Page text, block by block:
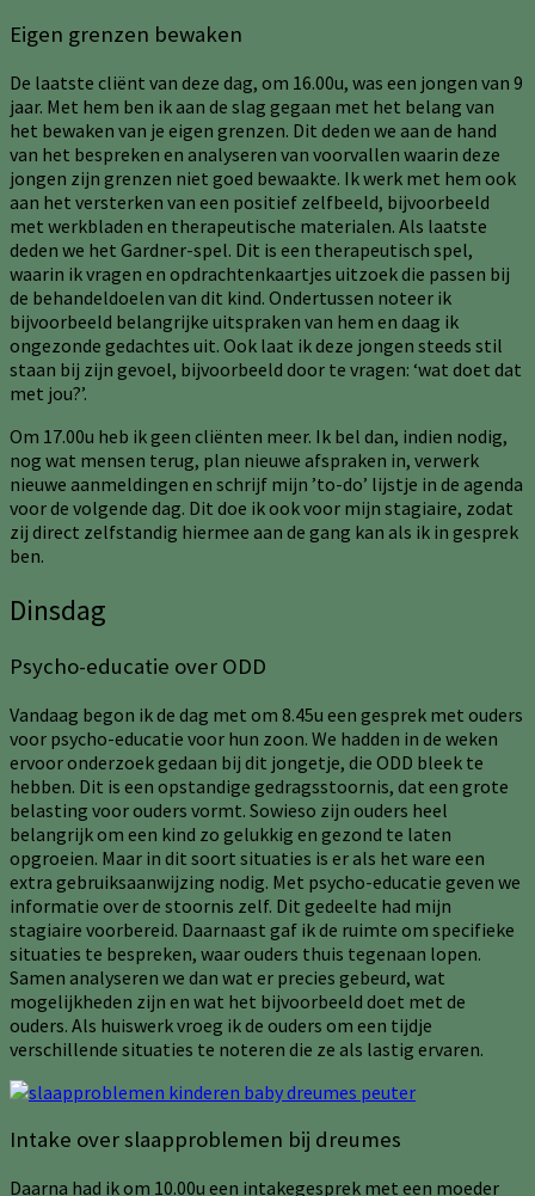
Eigen grenzen bewaken
De laatste cliënt van deze dag, om 16.00u, was een jongen van 9
jaar. Met hem ben ik aan de slag gegaan met het belang van
het bewaken van je eigen grenzen. Dit deden we aan de hand
van het bespreken en analyseren van voorvallen waarin deze
jongen zijn grenzen niet goed bewaakte. Ik werk met hem ook
aan het versterken van een positief zelfbeeld, bijvoorbeeld
met werkbladen en therapeutische materialen. Als laatste
deden we het Gardner-spel. Dit is een therapeutisch spel,
waarin ik vragen en opdrachtenkaartjes uitzoek die passen bij
de behandeldoelen van dit kind. Ondertussen noteer ik
bijvoorbeeld belangrijke uitspraken van hem en daag ik
ongezonde gedachtes uit. Ook laat ik deze jongen steeds stil
staan bij zijn gevoel, bijvoorbeeld door te vragen: ‘wat doet dat
met jou?’.
Om 17.00u heb ik geen cliënten meer. Ik bel dan, indien nodig,
nog wat mensen terug, plan nieuwe afspraken in, verwerk
nieuwe aanmeldingen en schrijf mijn ’to-do’ lijstje in de agenda
voor de volgende dag. Dit doe ik ook voor mijn stagiaire, zodat
zij direct zelfstandig hiermee aan de gang kan als ik in gesprek
ben.
Dinsdag
Psycho-educatie over ODD
Vandaag begon ik de dag met om 8.45u een gesprek met ouders
voor psycho-educatie voor hun zoon. We hadden in de weken
ervoor onderzoek gedaan bij dit jongetje, die ODD bleek te
hebben. Dit is een opstandige gedragsstoornis, dat een grote
belasting voor ouders vormt. Sowieso zijn ouders heel
belangrijk om een kind zo gelukkig en gezond te laten
opgroeien. Maar in dit soort situaties is er als het ware een
extra gebruiksaanwijzing nodig. Met psycho-educatie geven we
informatie over de stoornis zelf. Dit gedeelte had mijn
stagiaire voorbereid. Daarnaast gaf ik de ruimte om specifieke
situaties te bespreken, waar ouders thuis tegenaan lopen.
Samen analyseren we dan wat er precies gebeurd, wat
mogelijkheden zijn en wat het bijvoorbeeld doet met de
ouders. Als huiswerk vroeg ik de ouders om een tijdje
verschillende situaties te noteren die ze als lastig ervaren.
Intake over slaapproblemen bij dreumes
Daarna had ik om 10.00u een intakegesprek met een moeder